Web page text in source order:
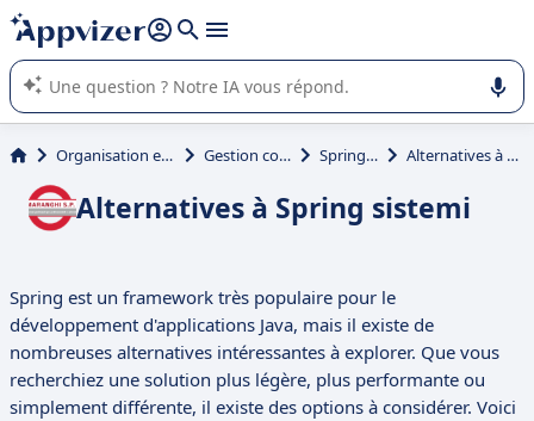
répondre (plusieurs lignes avec
L'IA de Appvizer vous guide dans l'utilisation ou la sélection de
logiciel SaaS en entreprise.
Organisation et planification Gestion commerciale Spring sistemi Alternatives à Spring sistemi
Alternatives à Spring sistemi
Spring est un framework très populaire pour le
développement d'applications Java, mais il existe de
nombreuses alternatives intéressantes à explorer. Que vous
recherchiez une solution plus légère, plus performante ou
simplement différente, il existe des options à considérer. Voici